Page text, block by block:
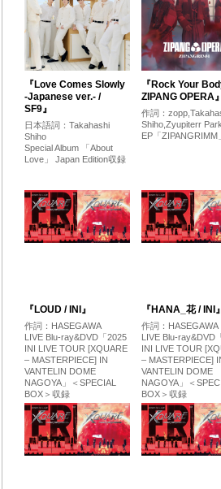
『Love Comes Slowly
-Japanese ver.- /
SF9』
日本語詞：Takahashi
Shiho
Special Album 「About
Love」 Japan Edition収録
『Rock Your
ZIPANG OPERA』
作詞：
Shiho,Zyupiterr
EP「ZIPANGRIMM
『LOUD / INI』
作詞：HASEGAWA
LIVE Blu-ray&DVD「2025
INI LIVE TOUR [XQUARE
– MASTERPIECE] IN
VANTELIN DOME
NAGOYA」＜SPECIAL
BOX＞収録
『HANA_花 / INI』
作詞：HASEGAWA
LIVE Blu-ray&DVD
INI LIVE TOUR
– MASTERPIECE]
VANTELIN DOME
NAGOYA」＜
BOX＞収録